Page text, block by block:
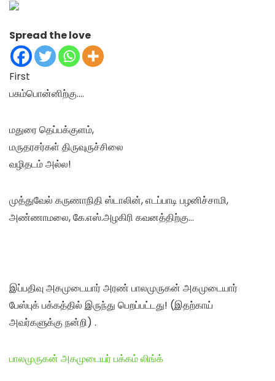
Spread the love
First
பசும்பொன்னிற்கு….
மதுரை தெப்பக்குளம்,
மருதரசர்கள் திருவுருச்சிலை
வழிதடம் அல்ல!
முத்துவேல் கருணாநிதி ஸ்டாலின், எடப்பாடி பழனிச்சாமி,
அண்ணாமலை, கே.எஸ்.அழகிரி கவனத்திற்கு…
இப்பதிவு அகமுடையார் அரண் பாலமுருகன் அகமுடையார்
பேஸ்புக் பக்கத்தில் இருந்து பெறப்பட்டது! (இதற்காய்
அவர்களுக்கு நன்றி) .
பாலமுருகன் அகமுடையர் பக்கம் லிங்க்